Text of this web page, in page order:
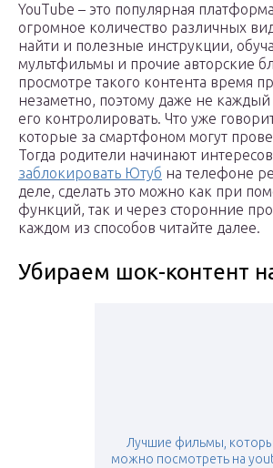
YouTube – это популярная
огромное количество различных
найти и полезные инструкции,
мультфильмы и прочие авторские
просмотре такого контента время
незаметно, поэтому даже не
его контролировать. Что уже
которые за смартфоном могут
Тогда родители начинают
заблокировать Ютуб на телефоне
деле, сделать это можно как при
функций, так и через сторонние
каждом из способов читайте далее.
Убираем шок-контент
Лучшие фильмы,
можно посмотреть на